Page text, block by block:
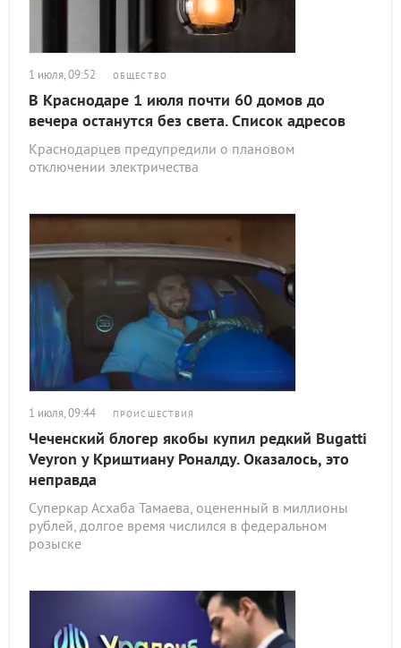
1 июля, 09:52 ОБЩЕСТВО
В Краснодаре 1 июля почти 60 домов до
вечера останутся без света. Список адресов
Краснодарцев предупредили о плановом
отключении электричества
1 июля, 09:44 ПРОИСШЕСТВИЯ
Чеченский блогер якобы купил редкий Bugatti
Veyron у Криштиану Роналду. Оказалось, это
неправда
Суперкар Асхаба Тамаева, оцененный в миллионы
рублей, долгое время числился в федеральном
розыске